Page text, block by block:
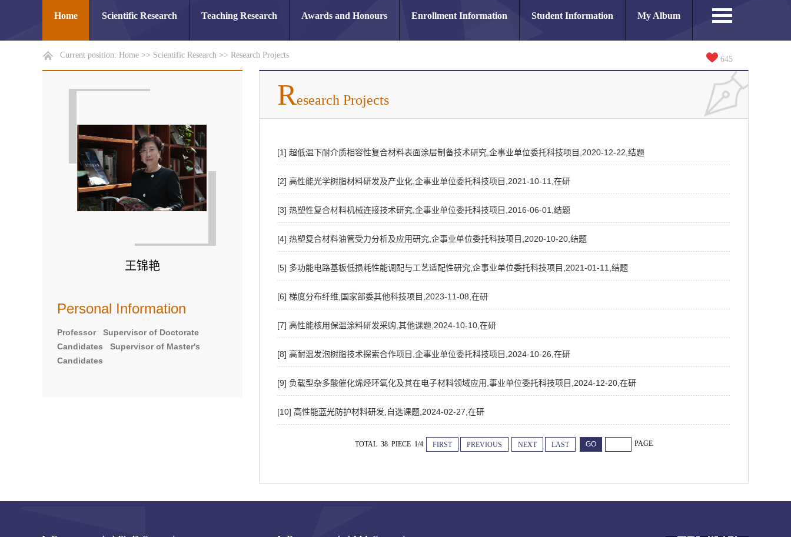
Home Scientific Research Teaching Research Awards and Honours Enrollment Information Student Information My Album
Current position: Home >> Scientific Research >> Research Projects 645
王锦艳
Personal Information
Professor Supervisor of Doctorate
Candidates Supervisor of Master's
Candidates
Research Projects
[1] 超低温下耐介质相容性复合材料表面涂层制备技术研究,企事业单位委托科技项目,2020-12-22,结题
[2] 高性能光学树脂材料研发及产业化,企事业单位委托科技项目,2021-10-11,在研
[3] 热塑性复合材料机械连接技术研究,企事业单位委托科技项目,2016-06-01,结题
[4] 热塑复合材料油管受力分析及应用研究,企事业单位委托科技项目,2020-10-20,结题
[5] 多功能电路基板低损耗性能调配与工艺适配性研究,企事业单位委托科技项目,2021-01-11,结题
[6] 梯度分布纤维,国家部委其他科技项目,2023-11-08,在研
[7] 高性能核用保温涂料研发采购,其他课题,2024-10-10,在研
[8] 高耐温发泡树脂技术探索合作项目,企事业单位委托科技项目,2024-10-26,在研
[9] 负载型杂多酸催化烯烃环氧化及其在电子材料领域应用,事业单位委托科技项目,2024-12-20,在研
[10] 高性能蓝光防护材料研发,自选课题,2024-02-27,在研
TOTAL 38 PIECE 1/4 FIRST PREVIOUS NEXT LAST PAGE